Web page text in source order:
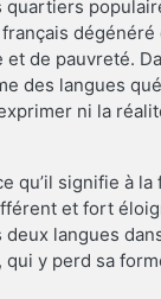
de pauvreté.
des langues
ni la
signifie à la
et fort
langues
y perd sa